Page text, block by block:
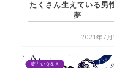
たくさん生えている男
夢
2021年7
夢占いＱ＆Ａ